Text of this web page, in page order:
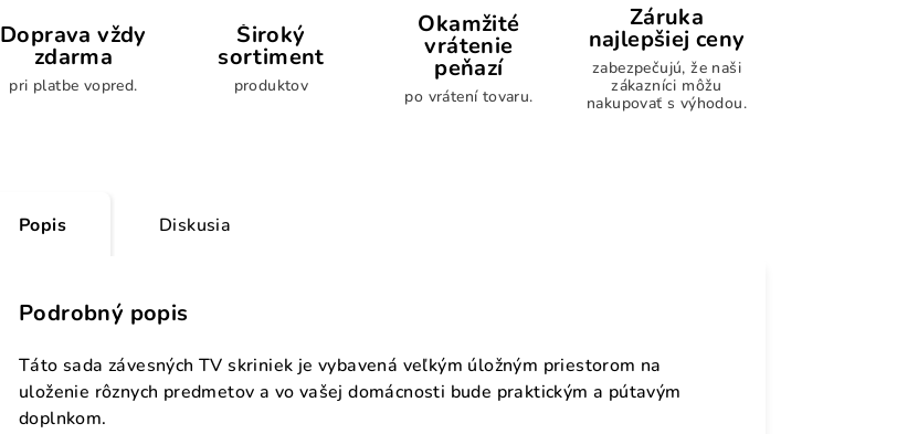
Doprava vždy
zdarma
pri platbe vopred.
Široký
sortiment
produktov
Okamžité
vrátenie
peňazí
po vrátení tovaru.
Záruka
najlepšiej ceny
zabezpečujú, že naši
zákazníci môžu
nakupovať s výhodou.
Popis Diskusia
Podrobný popis
Táto sada závesných TV skriniek je vybavená veľkým úložným priestorom na
uloženie rôznych predmetov a vo vašej domácnosti bude praktickým a pútavým
doplnkom.